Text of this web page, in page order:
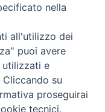
di Udine 2018
0432.414.511 - Fax
nella
all'utilizzo dei
puoi avere
utilizzati e
su
proseguirai
tecnici.